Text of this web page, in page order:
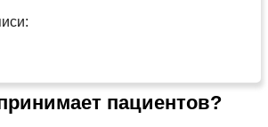
пациентов?